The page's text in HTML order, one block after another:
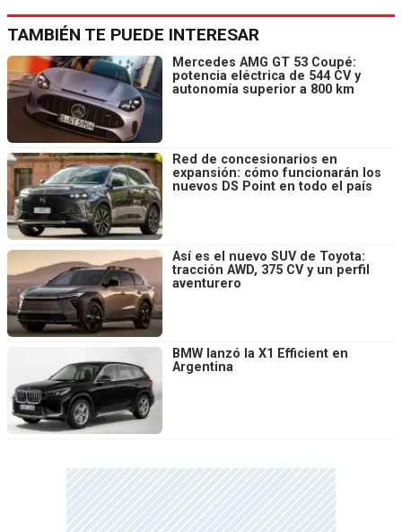
TAMBIÉN TE PUEDE INTERESAR
Mercedes AMG GT 53 Coupé:
potencia eléctrica de 544 CV y
autonomía superior a 800 km
Red de concesionarios en
expansión: cómo funcionarán los
nuevos DS Point en todo el país
Así es el nuevo SUV de Toyota:
tracción AWD, 375 CV y un perfil
aventurero
BMW lanzó la X1 Efficient en
Argentina